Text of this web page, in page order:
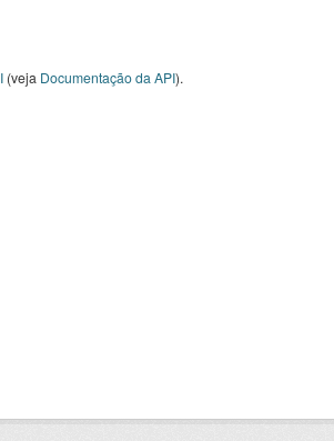
(veja Documentação da API).